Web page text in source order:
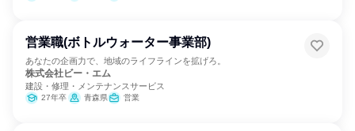
営業職(ボトルウォーター事業部)
あなたの企画力で、地域のライフラインを拡げろ。
株式会社ビー・エム
建設・修理・メンテナンスサービス
27年卒 青森県 営業